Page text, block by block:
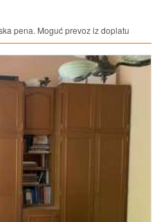
pena. Moguć prevoz iz doplatu